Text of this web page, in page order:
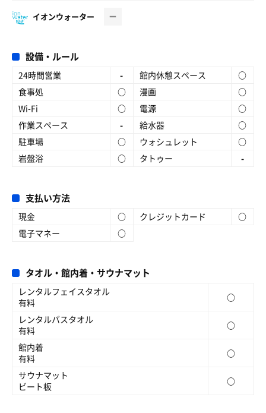
イオンウォーター
設備・ルール
24時間営業 - 館内休憩スペース
○
食事処
○ 漫画
○
Wi-Fi
○ 電源
○
作業スペース
- 給水器
○
駐車場
○ ウォシュレット
○
岩盤浴
○ タトゥー -
支払い方法
現金 ○ クレジットカード
○
電子マネー
○
タオル・館内着・サウナマット
レンタルフェイスタオル
有料
○
レンタルバスタオル
有料
○
館内着
有料
○
サウナマット
ビート板
○